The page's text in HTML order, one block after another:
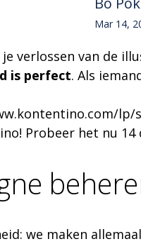
Mar 14,
verlossen van de
is perfect. Als
lp/
Probeer het nu
we maken